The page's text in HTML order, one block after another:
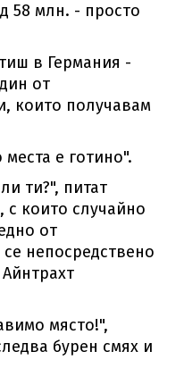
58 млн. - просто
в Германия -
от
които получавам
е готино".
ти?", питат
които случайно
от
непосредствено
място!",
бурен смях и